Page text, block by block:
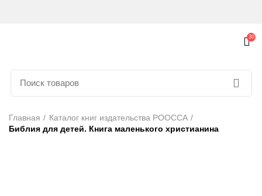
30
Главная
Каталог книг издательства РООССА
Библия для детей. Книга маленького христианина